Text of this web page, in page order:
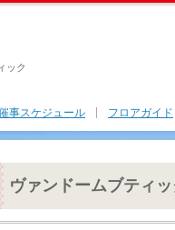
ック
事スケジュール フロアガイド
ヴァンドームブティッ